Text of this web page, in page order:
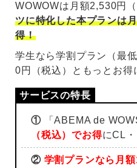
WOWOWは月額2,530円
ツに特化した本プランは
得！
学生なら学割プラン（最
0円（税込）ともっとお得
①「ABEMA de
（税込）でお得にCL・
② 学割プランなら月額